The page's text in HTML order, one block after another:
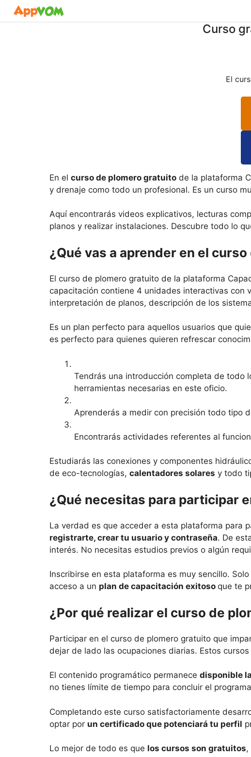
Saltar
Curso
El
En el curso de plomero gratuito de la plataforma
y drenaje como todo un profesional. Es un curso
Aquí encontrarás videos explicativos, lecturas
planos y realizar instalaciones. Descubre todo lo
¿Qué vas a aprender en el
El curso de plomero gratuito de la plataforma
capacitación contiene 4 unidades interactivas con
interpretación de planos, descripción de los
Es un plan perfecto para aquellos usuarios que
es perfecto para quienes quieren refrescar
Tendrás una introducción completa de todo
herramientas necesarias en este oficio.
Aprenderás a medir con precisión todo tipo
Encontrarás actividades referentes al
Estudiarás las conexiones y componentes
de eco-tecnologías, calentadores solares y todo
¿Qué necesitas para participar
La verdad es que acceder a esta plataforma para
registrarte, crear tu usuario y contraseña. De
interés. No necesitas estudios previos o algún
Inscribirse en esta plataforma es muy sencillo.
acceso a un plan de capacitación exitoso que te
¿Por qué realizar el curso de
Participar en el curso de plomero gratuito que
dejar de lado las ocupaciones diarias. Estos
El contenido programático permanece disponible
no tienes límite de tiempo para concluir el
Completando este curso satisfactoriamente
optar por un certificado que potenciará tu perfil
Lo mejor de todo es que los cursos son gratuitos,